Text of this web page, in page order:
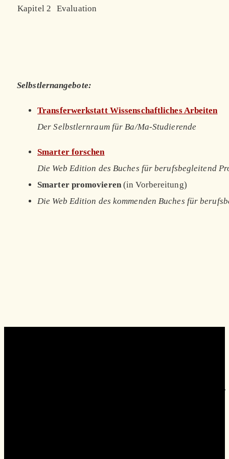
Kapitel 2 Evaluation
Selbstlernangebote:
Transferwerkstatt Wissenschaftliches Arbeiten
Der Selbstlernraum für Ba/Ma-Studierende
Smarter forschen
Die Web Edition des Buches für berufsbegleitend
Smarter promovieren(in Vorbereitung)
Die Web Edition des kommenden Buches für